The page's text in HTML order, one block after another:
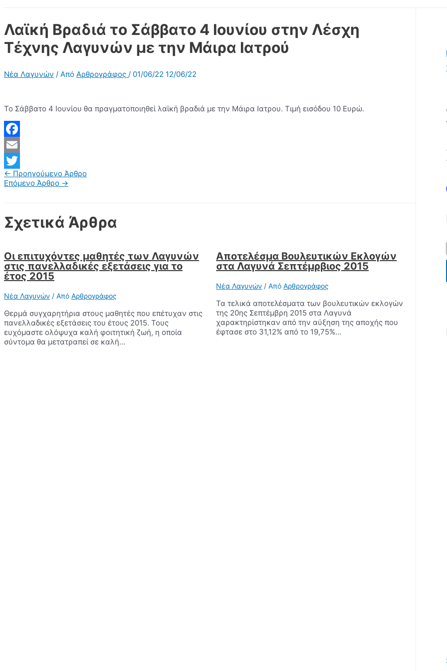
Λαϊκή Βραδιά το Σάββατο 4 Ιουνίου στην Λέσχη
Τέχνης Λαγυνών με την Μάιρα Ιατρού
Νέα Λαγυνών / Από Αρθρογράφος / 01/06/22 12/06/22
Το Σάββατο 4 Ιουνίου θα πραγματοποιηθεί λαϊκή βραδιά με την Μάιρα Ιατρου. Τιμή εισόδου 10 Ευρώ.
Facebook
Email
Twitter
Πλοήγηση
άρθρων
← Προηγούμενο Άρθρο
Επόμενο Άρθρο →
Σχετικά Άρθρα
Οι επιτυχόντες μαθητές των Λαγυνών
στις πανελλαδικές εξετάσεις για το
έτος 2015
Νέα Λαγυνών / Από Αρθρογράφος
Θερμά συγχαρητήρια στους μαθητές που επέτυχαν στις
πανελλαδικές εξετάσεις του έτους 2015. Τους
ευχόμαστε ολόψυχα καλή φοιτητική ζωή, η οποία
σύντομα θα μετατραπεί σε καλή…
Αποτελέσμα Βουλευτικών Εκλογών
στα Λαγυνά Σεπτέμρβιος 2015
Νέα Λαγυνών / ΑπόΑρθρογράφος
Τα τελικά αποτελέσματα των βουλευτικών εκλογών
της 20ης Σεπτέμβρη 2015 στα Λαγυνά
χαρακτηρίστηκαν από την αύξηση της αποχής που
έφτασε στο 31,12% από το 19,75%…